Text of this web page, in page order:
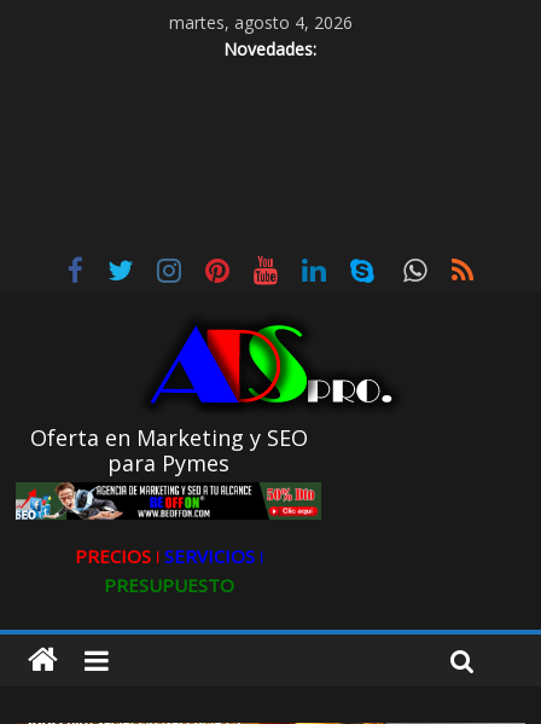
martes, agosto 4, 2026
Novedades:
Oferta en Marketing y SEO
para Pymes
PRECIOS ǀ SERVICIOS ǀ
PRESUPUESTO